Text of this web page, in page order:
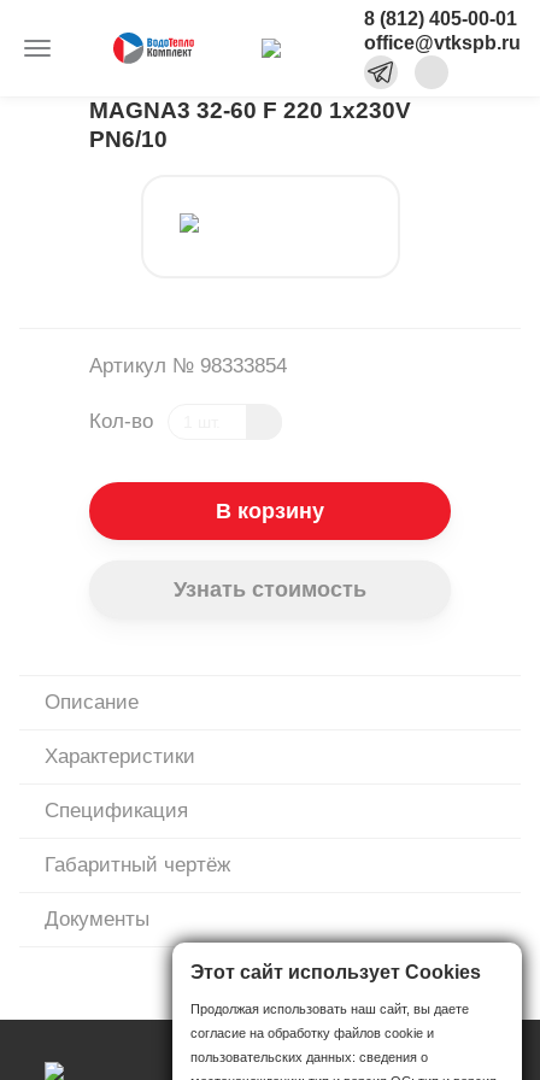
8 (812) 405-00-01
office@vtkspb.ru
MAGNA3 32-60 F 220 1x230V
PN6/10
Артикул № 98333854
Кол-во
В корзину
Узнать стоимость
Описание
Характеристики
Спецификация
Габаритный чертёж
Документы
Этот сайт использует Cookies
Продолжая использовать наш сайт, вы даете
согласие на обработку файлов cookie и
пользовательских данных: сведения о